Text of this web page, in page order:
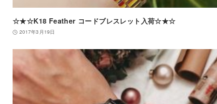
☆★☆K18 Feather コードブレスレット入荷☆★☆
2017年3月19日